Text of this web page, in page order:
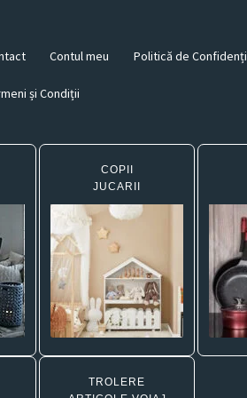
Contul meu Politică de
și Condiții
COPII
JUCARII
TROLERE